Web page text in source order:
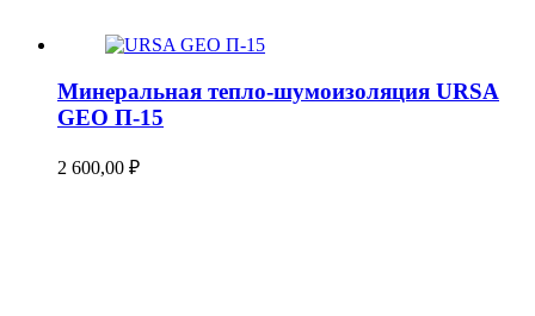
Минеральная тепло-шумоизоляция URSA
GEO П-15
2 600,00 ₽